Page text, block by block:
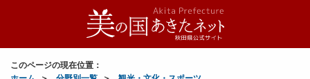
このページの現在位置：